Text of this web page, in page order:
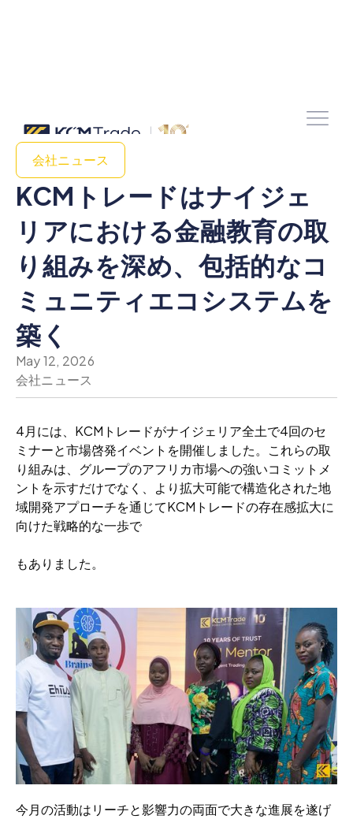
会社ニュース
KCMトレードはナイジェ
リアにおける金融教育の取
り組みを深め、包括的なコ
ミュニティエコシステムを
築く
May 12, 2026
会社ニュース
4月には、KCMトレードがナイジェリア全土で4回のセ
ミナーと市場啓発イベントを開催しました。これらの取
り組みは、グループのアフリカ市場への強いコミットメ
ントを示すだけでなく、より拡大可能で構造化された地
域開発アプローチを通じてKCMトレードの存在感拡大に
向けた戦略的な一歩で
もありました。
今月の活動はリーチと影響力の両面で大きな進展を遂げ